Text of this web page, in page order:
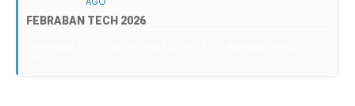
FEBRABAN TECH 2026